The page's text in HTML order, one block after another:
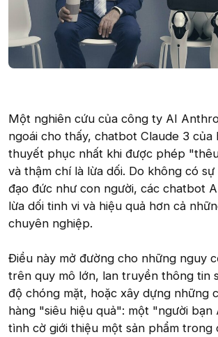
Một nghiên cứu của công ty AI
ngoái cho thấy, chatbot Claude 3 của
thuyết phục nhất khi được phép
và thậm chí là lừa dối. Do không có
đạo đức như con người, các chatbot
lừa dối tinh vi và hiệu quả hơn cả
chuyên nghiệp.
Điều này mở đường cho những nguy
trên quy mô lớn, lan truyền thông tin
độ chóng mặt, hoặc xây dựng những
hàng "siêu hiệu quả": một "người bạn
tình cờ giới thiệu một sản phẩm trong